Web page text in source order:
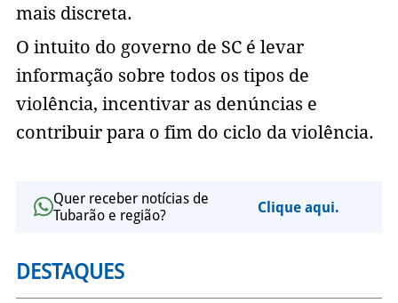
mais discreta.
O intuito do governo de SC é levar
informação sobre todos os tipos de
violência, incentivar as denúncias e
contribuir para o fim do ciclo da violência.
Quer receber notícias de
Tubarão e região?
Clique aqui.
DESTAQUES